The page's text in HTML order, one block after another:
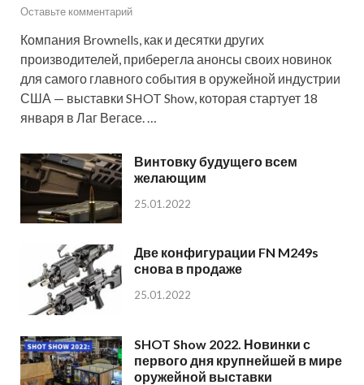
Оставьте комментарий
Компания Brownells, как и десятки других
производителей, приберегла анонсы своих новинок
для самого главного события в оружейной индустрии
США — выставки SHOT Show, которая стартует 18
января в Лаг Вегасе. …
Винтовку будущего всем
желающим
25.01.2022
Две конфигурации FN M249s
снова в продаже
25.01.2022
SHOT Show 2022. Новинки с
первого дня крупнейшей в мире
оружейной выставки